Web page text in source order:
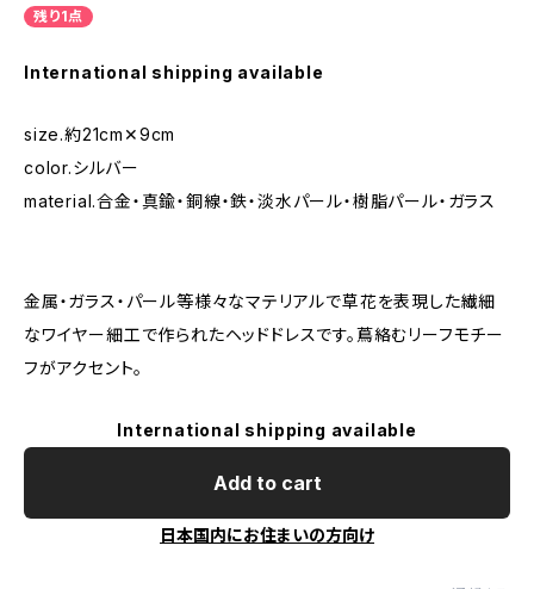
残り1点
International shipping available
size.約21cm✕9cm
color.シルバー
material.合金・真鍮・銅線・鉄・淡水パール・樹脂パール・ガラス
金属・ガラス・パール等様々なマテリアルで草花を表現した繊細
なワイヤー細工で作られたヘッドドレスです。蔦絡むリーフモチー
フがアクセント。
International shipping available
Add to cart
日本国内にお住まいの方向け